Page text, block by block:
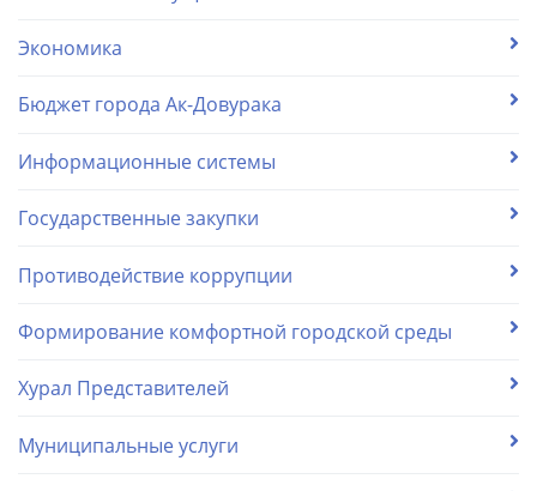
Экономика
Бюджет города Ак-Довурака
Информационные системы
Государственные закупки
Противодействие коррупции
Формирование комфортной городской среды
Хурал Представителей
Муниципальные услуги